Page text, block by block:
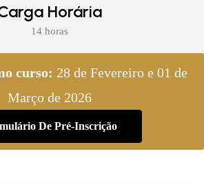
Horária
14 horas
curso: 28 de Fevereiro e 01 de
Março de 2026
De Pré-Inscrição